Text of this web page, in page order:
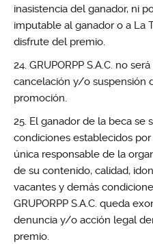
inasistencia del ganador, ni
imputable al ganador o a La
disfrute del premio.
GRUPORPP S.A.C. no
cancelación y/o suspensión
promoción.
El ganador de la beca se
condiciones establecidos
única responsable de la
de su contenido, calidad,
vacantes y demás
GRUPORPP S.A.C. queda
denuncia y/o acción legal
premio.